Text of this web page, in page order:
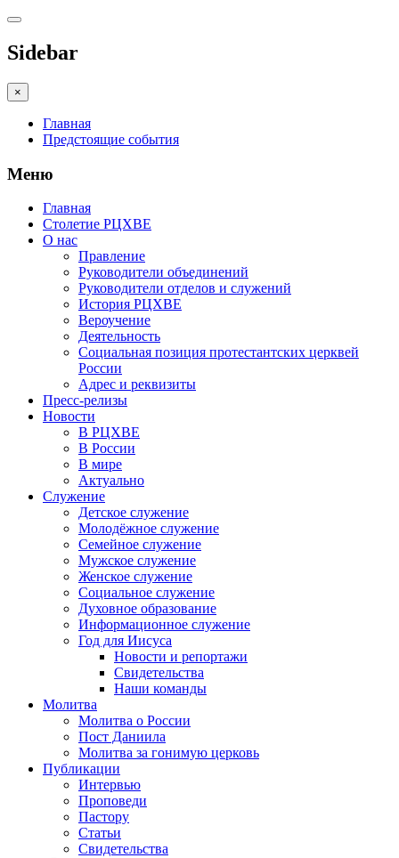
Sidebar
×
Главная
Предстоящие события
Меню
Главная
Столетие РЦХВЕ
О нас
Правление
Руководители объединений
Руководители отделов и служений
История РЦХВЕ
Вероучение
Деятельность
Социальная позиция протестантских церквей
России
Адрес и реквизиты
Пресс-релизы
Новости
В РЦХВЕ
В России
В мире
Актуально
Служение
Детское служение
Молодёжное служение
Семейное служение
Мужское служение
Женское служение
Социальное служение
Духовное образование
Информационное служение
Год для Иисуса
Новости и репортажи
Свидетельства
Наши команды
Молитва
Молитва о России
Пост Даниила
Молитва за гонимую церковь
Публикации
Интервью
Проповеди
Пастору
Статьи
Свидетельства